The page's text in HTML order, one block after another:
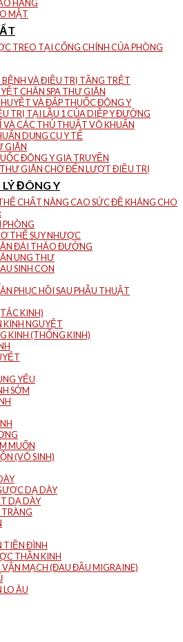
HÀNG
MẬT
TREO TẠI CỔNG CHÍNH CỦA PHÒNG
VÀ ĐIỀU TRỊ TẦNG TRỆT
CHÂN SPA THƯ GIÃN
VÀ ĐẮP THUỐC ĐÔNG Y
TRỊ TẠI LẦU 1 CỦA DIỆP Y ĐƯỜNG
VÀ CÁC THỦ THUẬT VÔ KHUẨN
DỤNG CỤ Y TẾ
GIÃN
ĐÔNG Y GIA TRUYỀN
GIÃN CHỜ ĐẾN LƯỢT ĐIỀU TRỊ
ĐÔNG Y
CHẤT NÂNG CAO SỨC ĐỀ KHÁNG CHO
PHÒNG
THỂ SUY NHƯỢC
ĐÁI THÁO ĐƯỜNG
UNG THƯ
SINH CON
PHỤC HỒI SAU PHẪU THUẬT
KINH)
KINH NGUYỆT
KINH (THỐNG KINH)
YẾU
SỚM
MUỐN
(VÔ SINH)
DẠ DÀY
DẠ DÀY
TIỀN ĐÌNH
THẦN KINH
MẠCH (ĐAU ĐẦU MIGRAINE)
LO ÂU